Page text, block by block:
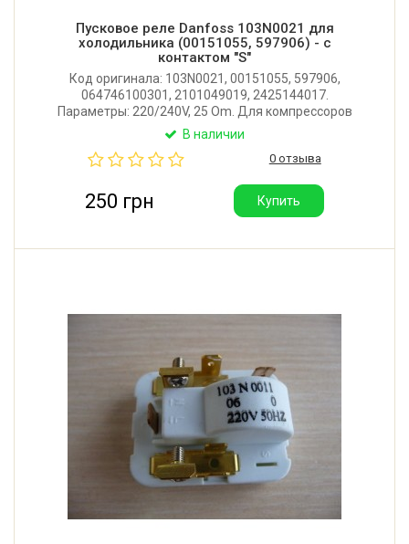
Пусковое реле Danfoss 103N0021 для
холодильника (00151055, 597906) - с
контактом "S"
Код оригинала: 103N0021, 00151055, 597906,
064746100301, 2101049019, 2425144017.
Параметры: 220/240V, 25 Om. Для компрессоров
Danfoss серии TL, NL, FR, SC, PL, Secop. Контакт "S"
конденсатора. Производитель: Китай.
В наличии
0 отзыва
250 грн Купить